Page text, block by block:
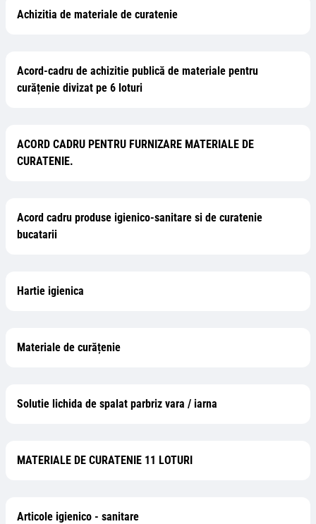
Achizitia de materiale de curatenie
Acord-cadru de achizitie publică de materiale pentru
curățenie divizat pe 6 loturi
ACORD CADRU PENTRU FURNIZARE MATERIALE DE
CURATENIE.
Acord cadru produse igienico-sanitare si de curatenie
bucatarii
Hartie igienica
Materiale de curățenie
Solutie lichida de spalat parbriz vara / iarna
MATERIALE DE CURATENIE 11 LOTURI
Articole igienico - sanitare